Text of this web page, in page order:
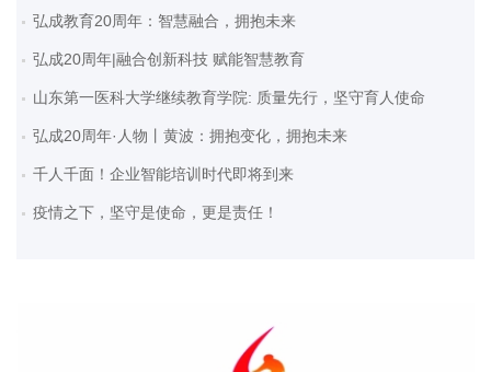
弘成教育20周年：智慧融合，拥抱未来
弘成20周年|融合创新科技 赋能智慧教育
山东第一医科大学继续教育学院: 质量先行，坚守育人使命
弘成20周年·人物丨黄波：拥抱变化，拥抱未来
千人千面！企业智能培训时代即将到来
疫情之下，坚守是使命，更是责任！